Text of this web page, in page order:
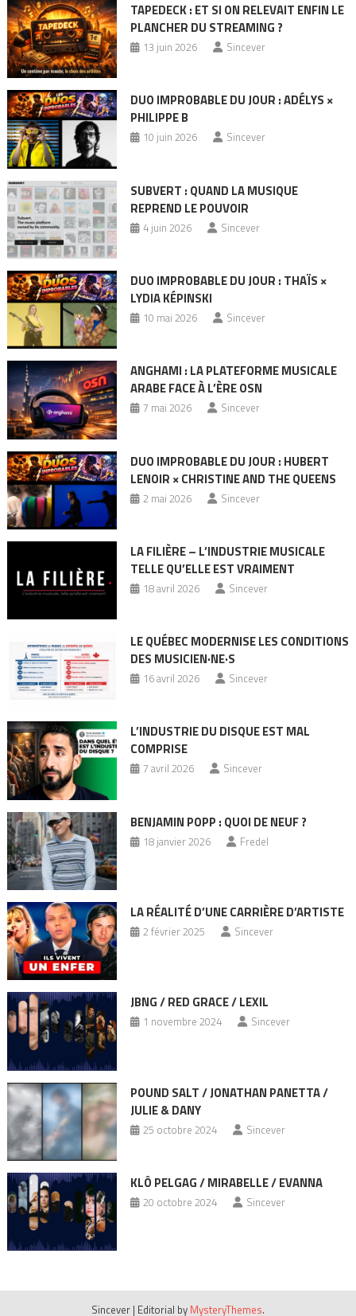
TAPEDECK : ET SI ON RELEVAIT ENFIN LE
PLANCHER DU STREAMING ?
13 juin 2026 Sincever
DUO IMPROBABLE DU JOUR : ADÉLYS ×
PHILIPPE B
10 juin 2026 Sincever
SUBVERT : QUAND LA MUSIQUE
REPREND LE POUVOIR
4 juin 2026 Sincever
DUO IMPROBABLE DU JOUR : THAÏS ×
LYDIA KÉPINSKI
10 mai 2026 Sincever
ANGHAMI : LA PLATEFORME MUSICALE
ARABE FACE À L’ÈRE OSN
7 mai 2026 Sincever
DUO IMPROBABLE DU JOUR : HUBERT
LENOIR × CHRISTINE AND THE QUEENS
2 mai 2026 Sincever
LA FILIÈRE – L’INDUSTRIE MUSICALE
TELLE QU’ELLE EST VRAIMENT
18 avril 2026 Sincever
LE QUÉBEC MODERNISE LES CONDITIONS
DES MUSICIEN·NE·S
16 avril 2026 Sincever
L’INDUSTRIE DU DISQUE EST MAL
COMPRISE
7 avril 2026 Sincever
BENJAMIN POPP : QUOI DE NEUF ?
18 janvier 2026 Fredel
LA RÉALITÉ D’UNE CARRIÈRE D’ARTISTE
2 février 2025 Sincever
JBNG / RED GRACE / LEXIL
1 novembre 2024 Sincever
POUND SALT / JONATHAN PANETTA /
JULIE & DANY
25 octobre 2024 Sincever
KLÔ PELGAG / MIRABELLE / EVANNA
20 octobre 2024 Sincever
Sincever | Editorial by MysteryThemes.